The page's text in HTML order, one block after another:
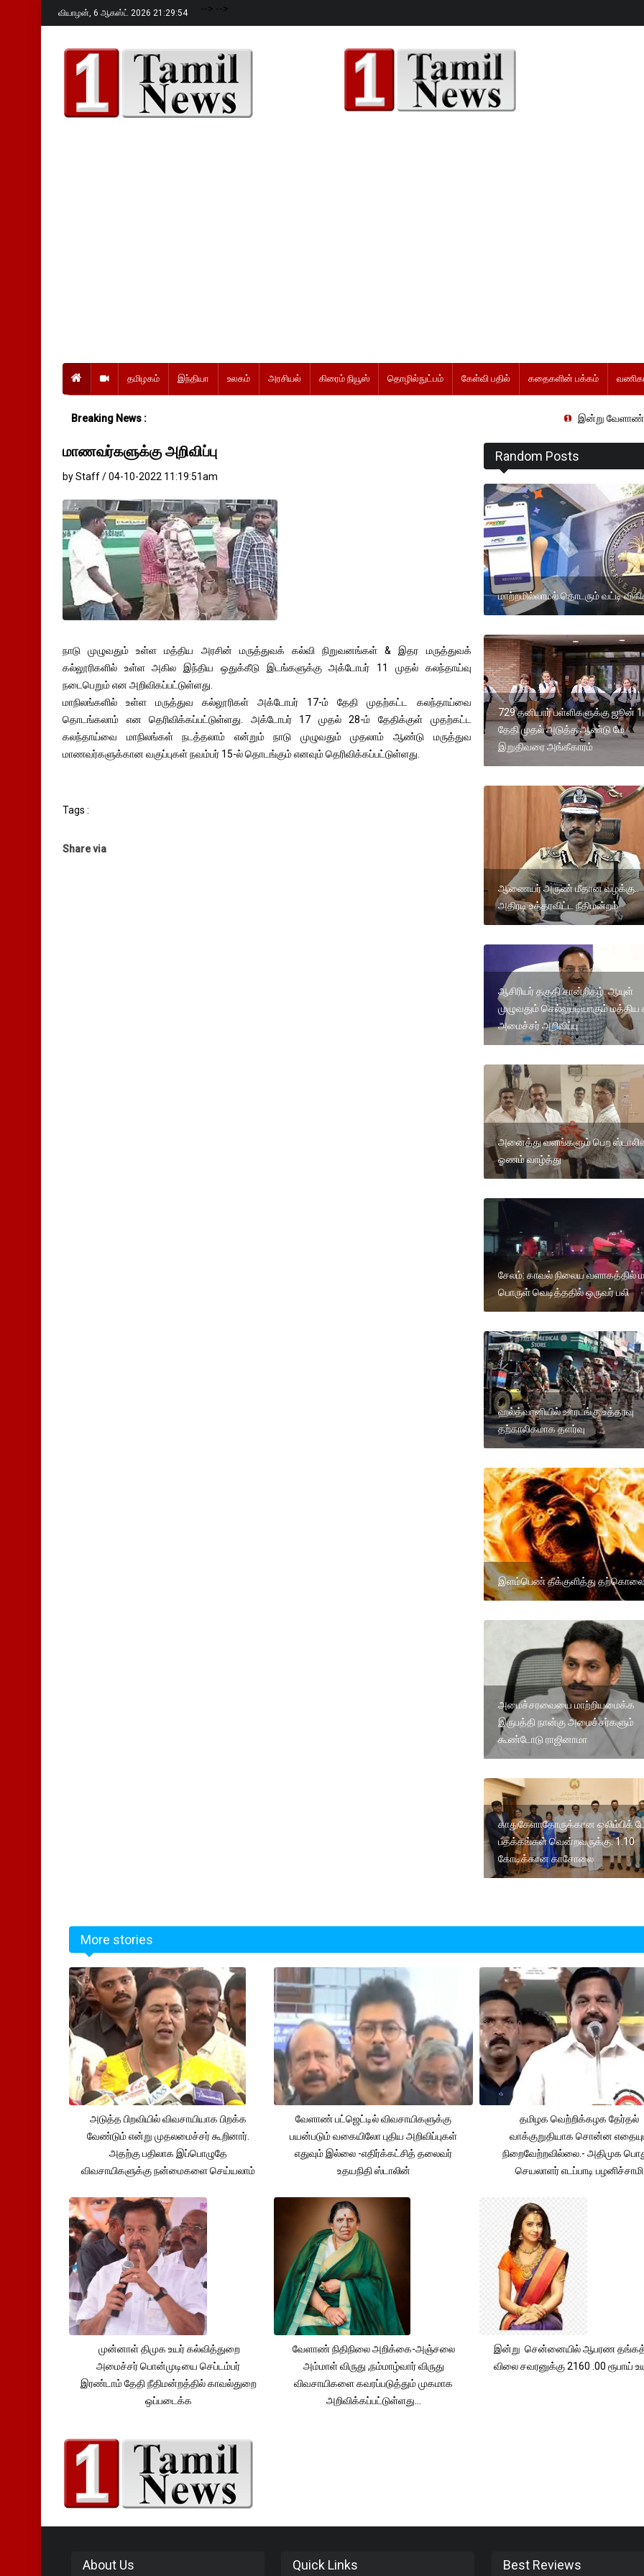
வியாழன், 6 ஆகஸ்ட் 2026 21:29:55 --> -->
தமிழகம் இந்தியா உலகம் அரசியல் கிரைம் நியூஸ் தொழில்நுட்பம் கேள்வி பதில் கதைகளின் பக்கம்
Breaking News : இன்று வேளாண்
மாணவர்களுக்கு அறிவிப்பு
by Staff / 04-10-2022 11:19:51am
நாடு முழுவதும் உள்ள மத்திய அரசின் மருத்துவக் கல்வி நிறுவனங்கள் & இதர மருத்துவக்
கல்லூரிகளில் உள்ள அகில இந்திய ஒதுக்கீடு இடங்களுக்கு அக்டோபர் 11 முதல் கலந்தாய்வு
நடைபெறும் என அறிவிகப்பட்டுள்ளது.
மாநிலங்களில் உள்ள மருத்துவ கல்லூரிகள் அக்டோபர் 17-ம் தேதி முதற்கட்ட கலந்தாய்வை
தொடங்கலாம் என தெரிவிக்கப்பட்டுள்ளது. அக்டோபர் 17 முதல் 28-ம் தேதிக்குள் முதற்கட்ட
கலந்தாய்வை மாநிலங்கள் நடத்தலாம் என்றும் நாடு முழுவதும் முதலாம் ஆண்டு மருத்துவ
மாணவர்களுக்கான வகுப்புகள் நவம்பர் 15-ல் தொடங்கும் எனவும் தெரிவிக்கப்பட்டுள்ளது.
Tags :
Share via
Random Posts
மாற்றமில்லாமல் தொடரும் வட்டி
729 தனியார் பள்ளிகளுக்கு ஜூன்
தேதி முதல் அடுத்த ஆண்டு மே
இறுதிவரை அங்கீகாரம்
ஆணையர் அருண் மீதான வழக்கு..
அதிரடி உத்தரவிட்ட நீதிமன்றம்
ஆசிரியர் தகுதி சான்றிதழ் ஆயுள்
முழுவதும் செல்லுபடியாகும் மத்திய
அமைச்சர் அறிவிப்பு
அனைத்து வளங்களும் பெற
ஓணம் வாழ்த்து
சேலம்: காவல் நிலைய வளாகத்தில்
பொருள் வெடித்ததில் ஒருவர் பலி
ஹல்த்வானியில் ஊரடங்கு உத்தரவு
தற்காலிகமாக தளர்வு
இளம்பெண் தீக்குளித்து தற்கொலை
அமைச்சரவையை மாற்றியமைக்க
இருபத்தி நான்கு அமைச்சர்களும்
கூண்டோடு ராஜினாமா
காதுகேளாதோருக்கான ஒலிம்பிக்
பதக்கங்கள் வென்றவருக்கு. 1.10
கோடிக்கான காசோலை
More stories
அடுத்த பிறவியில் விவசாயியாக பிறக்க
வேண்டும் என்று முதலமைச்சர் கூறினார்.
அதற்கு பதிலாக இப்பொழுதே
விவசாயிகளுக்கு நன்மைகளை செய்யலாம்
வேளாண் பட்ஜெட்டில் விவசாயிகளுக்கு
பயன்படும் வகையிலோ புதிய அறிவிப்புகள்
எதுவும் இல்லை -எதிர்க்கட்சித் தலைவர்
உதயநிதி ஸ்டாலின்
தமிழக வெற்றிக்கழக தேர்தல்
வாக்குறுதியாக சொன்ன
நிறைவேற்றவில்லை.- அதிமுக
செயலாளர் எடப்பாடி பழனிச்சாமி
முன்னாள் திமுக உயர் கல்வித்துறை
அமைச்சர் பொன்முடியை செப்டம்பர்
இரண்டாம் தேதி நீதிமன்றத்தில் காவல்துறை
ஒப்படைக்க
வேளாண் நிதிநிலை அறிக்கை-அஞ்சலை
அம்மாள் விருது ,நம்மாழ்வார் விருது
விவசாயிகளை கவரப்படுத்தும் முகமாக
அறிவிக்கப்பட்டுள்ளது...
இன்று சென்னையில் ஆபரண
விலை சவரனுக்கு 2160 .00 ரூபாய்
About Us Quick Links Best Reviews